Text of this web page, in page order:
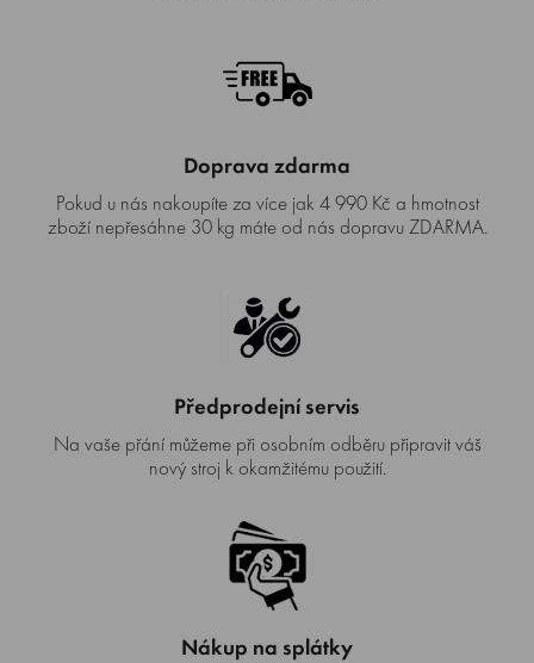
Doprava zdarma
Pokud u nás nakoupíte za více jak 4 990 Kč a hmotnost
zboží nepřesáhne 30 kg máte od nás dopravu ZDARMA.
Předprodejní servis
Na vaše přání můžeme při osobním odběru připravit váš
nový stroj k okamžitému použití.
Nákup na splátky